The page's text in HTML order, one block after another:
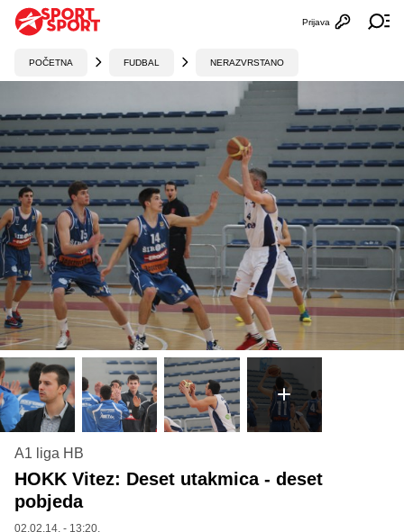
Otvori
Prijava
POČETNA FUDBAL NERAZVRSTANO
A1 liga HB
HOKK Vitez: Deset utakmica - deset
pobjeda
02.02.14. - 13:20,